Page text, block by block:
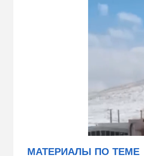
МАТЕРИАЛЫ ПО ТЕМЕ